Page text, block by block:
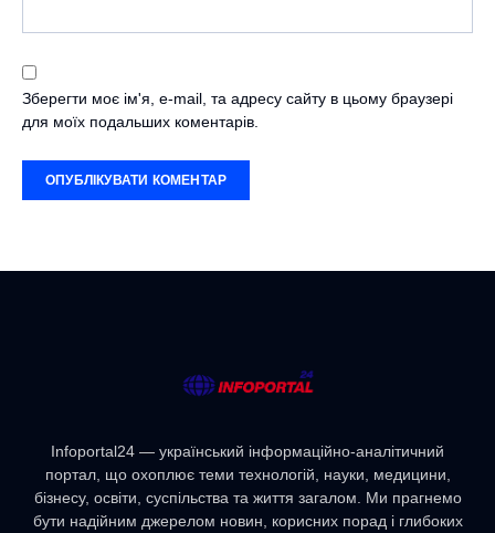
Зберегти моє ім'я, e-mail, та адресу сайту в цьому браузері
для моїх подальших коментарів.
Infoportal24 — український інформаційно-аналітичний
портал, що охоплює теми технологій, науки, медицини,
бізнесу, освіти, суспільства та життя загалом. Ми прагнемо
бути надійним джерелом новин, корисних порад і глибоких